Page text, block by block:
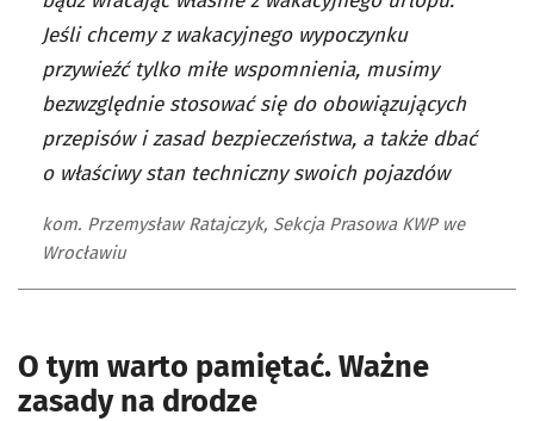
Jeśli chcemy z wakacyjnego wypoczynku
przywieźć tylko miłe wspomnienia, musimy
bezwzględnie stosować się do obowiązujących
przepisów i zasad bezpieczeństwa, a także dbać
o właściwy stan techniczny swoich pojazdów
kom. Przemysław Ratajczyk, Sekcja Prasowa KWP we
Wrocławiu
O tym warto pamiętać. Ważne
zasady na drodze